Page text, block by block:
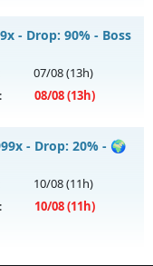
New 2026
- Drop: 90% - Boss
07/08(13h)
08/08(13h)
thủ free
- Drop: 20% - 🌍
10/08(11h)
10/08(11h)